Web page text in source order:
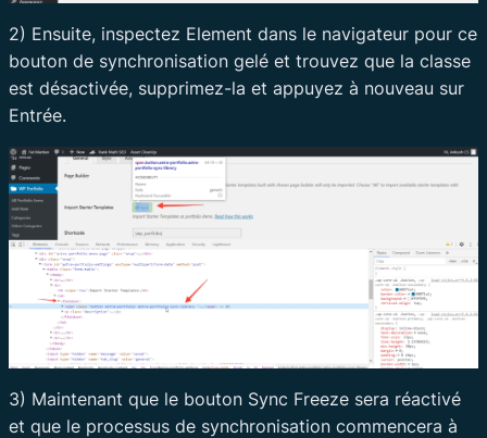
2) Ensuite, inspectez Element dans le navigateur pour ce
bouton de synchronisation gelé et trouvez que la classe
est désactivée, supprimez-la et appuyez à nouveau sur
Entrée.
3) Maintenant que le bouton Sync Freeze sera réactivé
et que le processus de synchronisation commencera à